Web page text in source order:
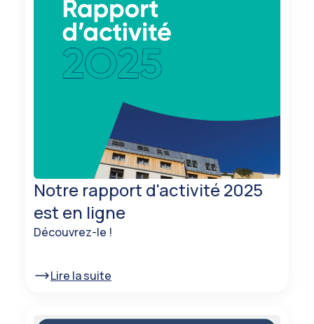
Notre rapport d'activité 2025
est en ligne
Découvrez-le !
Lire la suite